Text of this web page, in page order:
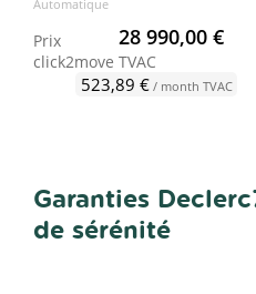
Prix
click2move
28 990,00 €
TVAC
523,89 €/ month TVAC
Garanties
de sérénité